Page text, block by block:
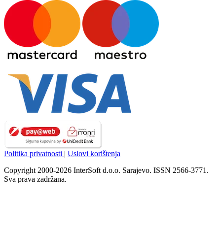
Politika privatnosti | Uslovi korištenja
Copyright 2000-2026 InterSoft d.o.o. Sarajevo. ISSN 2566-3771.
Sva prava zadržana.